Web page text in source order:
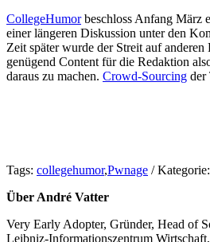
CollegeHumorbeschloss Anfang März
einer längeren Diskussion unter den
Zeit später wurde der Streit auf anderen
genügend Content für die Redaktion
daraus zu machen. Crowd-Sourcing der
Tags: collegehumor,Pwnage / Kategorie:
Über André Vatter
Very Early Adopter, Gründer, Head of
Leibniz-Informationszentrum